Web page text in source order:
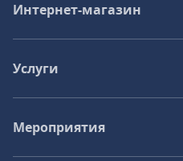
Интернет-магазин
Услуги
Мероприятия